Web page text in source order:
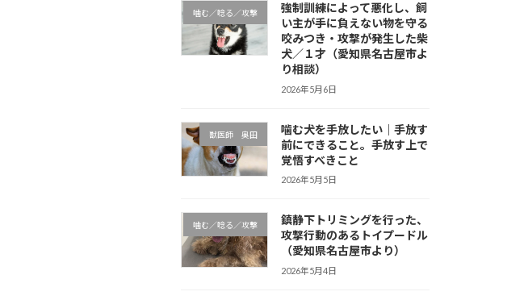
噛む／唸る／攻撃
強制訓練によって悪化し、飼
い主が手に負えない物を守る
咬みつき・攻撃が発生した柴
犬／１才（愛知県名古屋市よ
り相談）
2026年5月6日
獣医師 奥田
噛む犬を手放したい｜手放す
前にできること。手放す上で
覚悟すべきこと
2026年5月5日
噛む／唸る／攻撃
鎮静下トリミングを行った、
攻撃行動のあるトイプードル
（愛知県名古屋市より）
2026年5月4日